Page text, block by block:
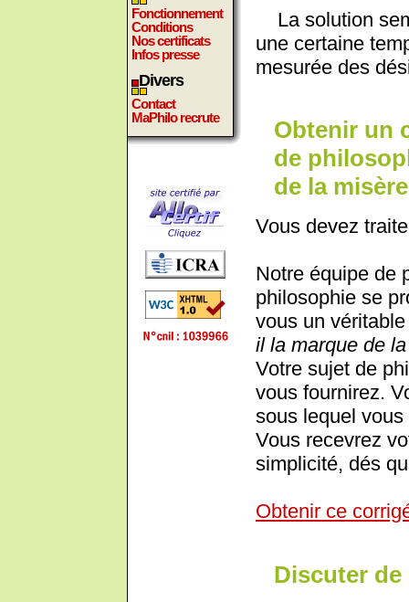
Fonctionnement
Conditions
Nos certificats
Infos presse
Divers
Contact
MaPhilo recrute
La solution
une certaine
mesurée des
Obtenir un
de
de la
Vous devez
Notre équipe de
philosophie se
vous un
il la marque de
Votre sujet de
vous fournirez.
sous lequel
Vous recevrez
simplicité, dés
Obtenir ce
Discuter de